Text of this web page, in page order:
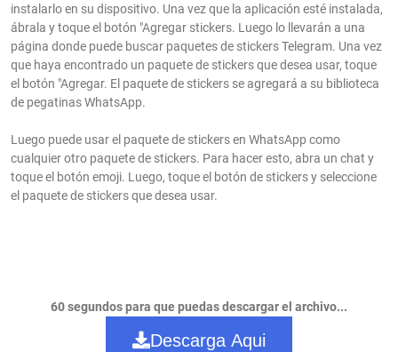
instalarlo en su dispositivo. Una vez que la aplicación esté instalada,
ábrala y toque el botón "Agregar stickers. Luego lo llevarán a una
página donde puede buscar paquetes de stickers Telegram. Una vez
que haya encontrado un paquete de stickers que desea usar, toque
el botón "Agregar. El paquete de stickers se agregará a su biblioteca
de pegatinas WhatsApp.
Luego puede usar el paquete de stickers en WhatsApp como
cualquier otro paquete de stickers. Para hacer esto, abra un chat y
toque el botón emoji. Luego, toque el botón de stickers y seleccione
el paquete de stickers que desea usar.
60 segundos para que puedas descargar el archivo...
Descarga Aqui